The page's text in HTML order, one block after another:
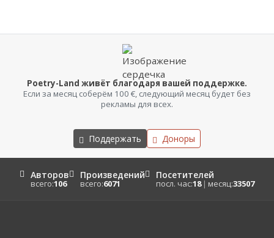
Poetry-Land живёт благодаря вашей поддержке.
Если за месяц соберём 100 €, следующий месяц будет без
рекламы для всех.
Поддержать Доноры
Авторов
всего:106
Произведений
всего:6071
Посетителей
посл. час:18 | месяц:33507